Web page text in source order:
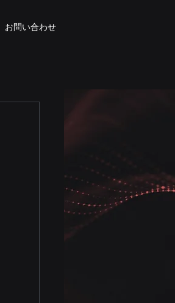
お問い合わせ